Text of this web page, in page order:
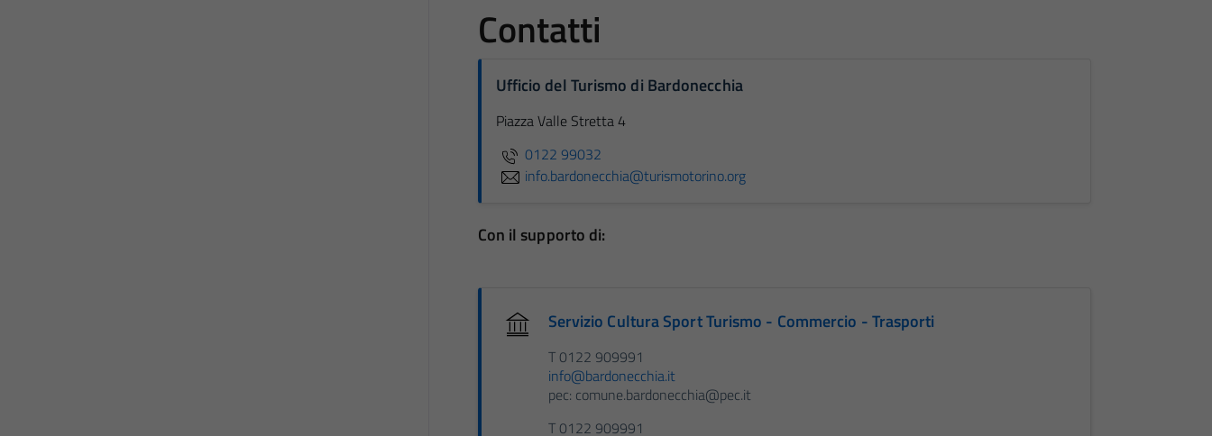
Contatti
Ufficio del Turismo di Bardonecchia
Piazza Valle Stretta 4
0122 99032
info.bardonecchia@turismotorino.org
Con il supporto di:
Servizio Cultura Sport Turismo - Commercio - Trasporti
T 0122 909991
info@bardonecchia.it
pec: comune.bardonecchia@pec.it
T 0122 909991